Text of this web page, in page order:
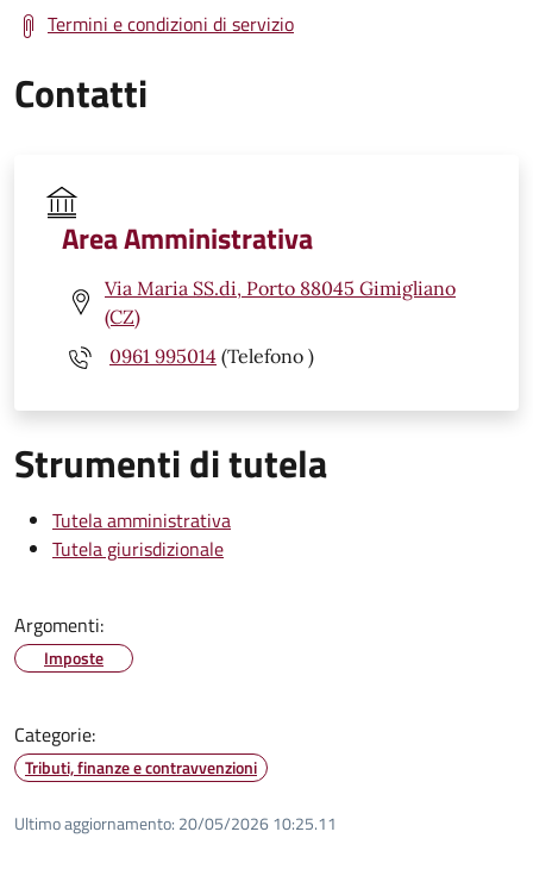
Termini e condizioni di servizio
Contatti
Area Amministrativa
Via Maria SS.di, Porto 88045 Gimigliano
(CZ)
0961 995014 (Telefono )
Strumenti di tutela
Tutela amministrativa
Tutela giurisdizionale
Argomenti:
Imposte
Categorie:
Tributi, finanze e contravvenzioni
Ultimo aggiornamento: 20/05/2026 10:25.11